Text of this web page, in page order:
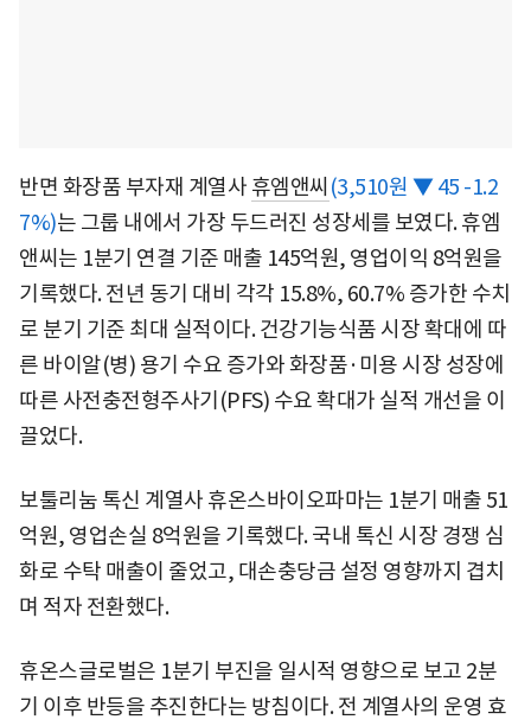
반면 화장품 부자재 계열사 휴엠앤씨 (3,510원 ▼ 45 -1.2
7%)는 그룹 내에서 가장 두드러진 성장세를 보였다. 휴엠
앤씨는 1분기 연결 기준 매출 145억원, 영업이익 8억원을
기록했다. 전년 동기 대비 각각 15.8%, 60.7% 증가한 수치
로 분기 기준 최대 실적이다. 건강기능식품 시장 확대에 따
른 바이알(병) 용기 수요 증가와 화장품·미용 시장 성장에
따른 사전충전형주사기(PFS) 수요 확대가 실적 개선을 이
끌었다.
보툴리눔 톡신 계열사 휴온스바이오파마는 1분기 매출 51
억원, 영업손실 8억원을 기록했다. 국내 톡신 시장 경쟁 심
화로 수탁 매출이 줄었고, 대손충당금 설정 영향까지 겹치
며 적자 전환했다.
휴온스글로벌은 1분기 부진을 일시적 영향으로 보고 2분
기 이후 반등을 추진한다는 방침이다. 전 계열사의 운영 효